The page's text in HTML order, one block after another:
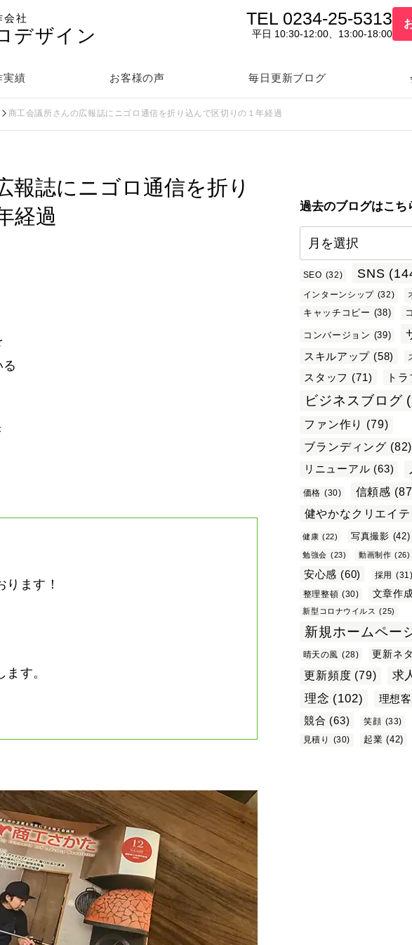
会社
デザイン
TEL 0234-25-5313
平日 10:30-12:00、13:00-18:00
実績 お客様の声 毎日更新ブログ
商工会議所さんの広報誌にニゴロ通信を折り込んで区切りの１年経過
報誌にニゴロ通信を折り
経過
ます！
す。
過去のブログはこち
SEO (32) SNS
インターンシップ (32)
キャッチコピー (38)
コンバージョン (39)
スキルアップ (58)
スタッフ (71) ト
ビジネスブログ
ファン作り
(79)
ブランディング (82)
リニューアル (63)
価格 (30) 信頼感
健やかなクリエイ
健康 (22) 写真撮影 (42)
勉強会 (23) 動画制作 (26)
安心感 (60) 採用 (31)
整理整頓 (30) 文章作
新型コロナウイルス (25)
新規ホームペー
晴天の風 (28) 更新ネタ
更新頻度 (79) 求
理念 (102) 理想客
競合 (63) 笑顔 (33)
見積り
(30) 起業 (42)